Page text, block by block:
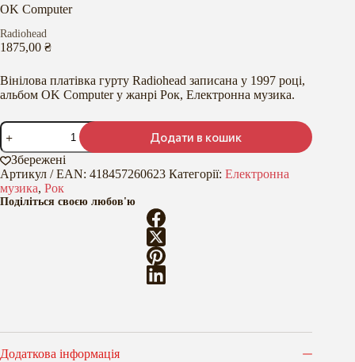
OK Computer
Radiohead
1875,00 ₴
Вінілова платівка гурту Radiohead записана у 1997 році,
альбом OK Computer у жанрі Рок, Електронна музика.
OK
Computer
кількість
Додати в кошик
Збережені
Артикул / EAN: 418457260623 Категорії: Електронна
музика, Рок
Поділіться своєю любов'ю
Додаткова інформація